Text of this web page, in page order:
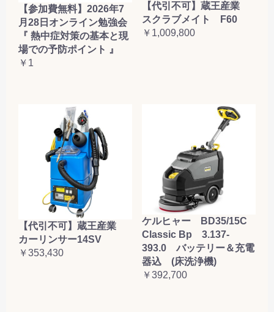
【参加費無料】2026年7
月28日オンライン勉強会
『 熱中症対策の基本と現
場での予防ポイント 』
￥1
【代引不可】蔵王産業
スクラブメイト F60
￥1,009,800
【代引不可】蔵王産業
カーリンサー14SV
￥353,430
ケルヒャー BD35/15C
Classic Bp 3.137-
393.0 バッテリー＆充電
器込 (床洗浄機)
￥392,700